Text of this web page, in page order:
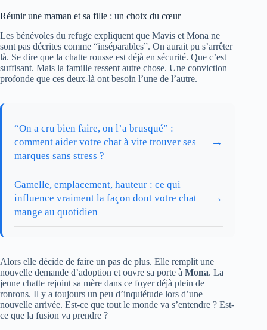
Réunir une maman et sa fille : un choix du cœur
Les bénévoles du refuge expliquent que Mavis et Mona ne
sont pas décrites comme “inséparables”. On aurait pu s’arrêter
là. Se dire que la chatte rousse est déjà en sécurité. Que c’est
suffisant. Mais la famille ressent autre chose. Une conviction
profonde que ces deux-là ont besoin l’une de l’autre.
“On a cru bien faire, on l’a brusqué” :
comment aider votre chat à vite trouver ses
marques sans stress ?
→
Gamelle, emplacement, hauteur : ce qui
influence vraiment la façon dont votre chat
mange au quotidien
→
Alors elle décide de faire un pas de plus. Elle remplit une
nouvelle demande d’adoption et ouvre sa porte à Mona. La
jeune chatte rejoint sa mère dans ce foyer déjà plein de
ronrons. Il y a toujours un peu d’inquiétude lors d’une
nouvelle arrivée. Est-ce que tout le monde va s’entendre ? Est-
ce que la fusion va prendre ?